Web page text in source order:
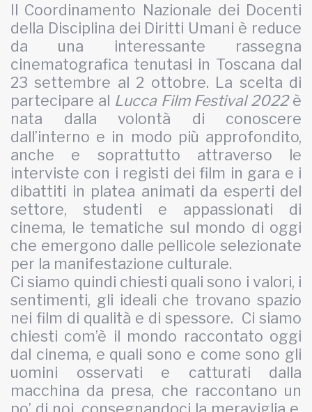
Imbonati, 89 20159 Milano (Italia)
Informativa sulla privacy
Il Coordinamento Nazionale dei Docenti
della Disciplina dei Diritti Umani è reduce
da una interessante rassegna
cinematografica tenutasi in Toscana dal
23 settembre al 2 ottobre. La scelta di
partecipare al Lucca Film Festival 2022è
nata dalla volontà di conoscere
dall’interno e in modo più approfondito,
anche e soprattutto attraverso le
interviste con i registi dei film in gara e i
dibattiti in platea animati da esperti del
settore, studenti e appassionati di
cinema, le tematiche sul mondo di oggi
che emergono dalle pellicole selezionate
per la manifestazione culturale.
Ci siamo quindi chiesti quali sono i valori, i
sentimenti, gli ideali che trovano spazio
nei film di qualità e di spessore. Ci siamo
chiesti com’è il mondo raccontato oggi
dal cinema, e quali sono e come sono gli
uomini osservati e catturati dalla
macchina da presa, che raccontano un